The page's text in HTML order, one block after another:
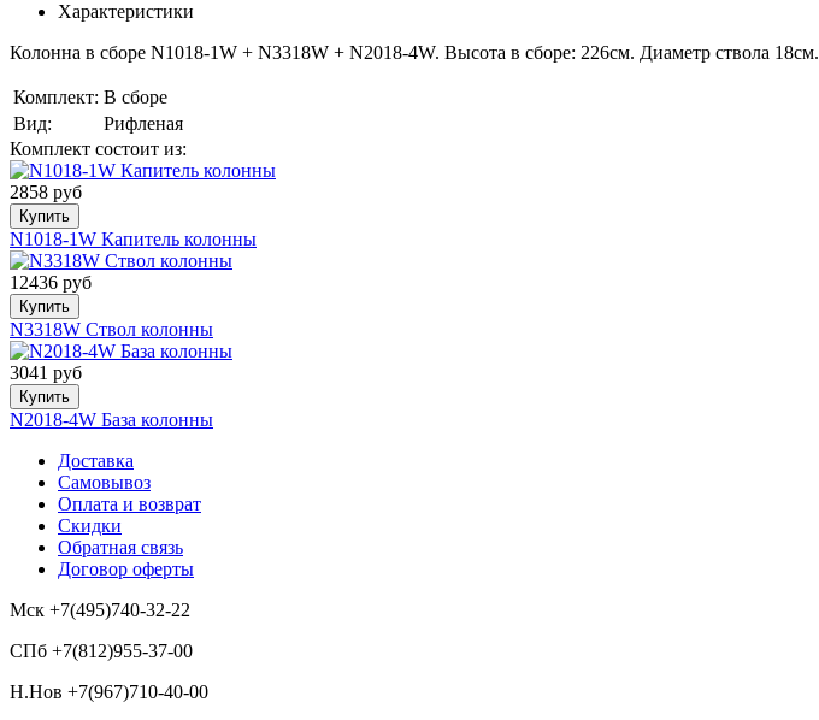
Характеристики
Колонна в сборе N1018-1W + N3318W + N2018-4W. Высота в сборе: 226см. Диаметр ствола 18см.
Комплект: В сборе
Вид:
Рифленая
Комплект состоит из:
2858 руб
Купить
N1018-1W Капитель колонны
12436 руб
Купить
N3318W Ствол колонны
3041 руб
Купить
N2018-4W База колонны
Доставка
Самовывоз
Оплата и возврат
Скидки
Обратная связь
Договор оферты
Мск +7(495)740-32-22
СПб +7(812)955-37-00
Н.Нов +7(967)710-40-00